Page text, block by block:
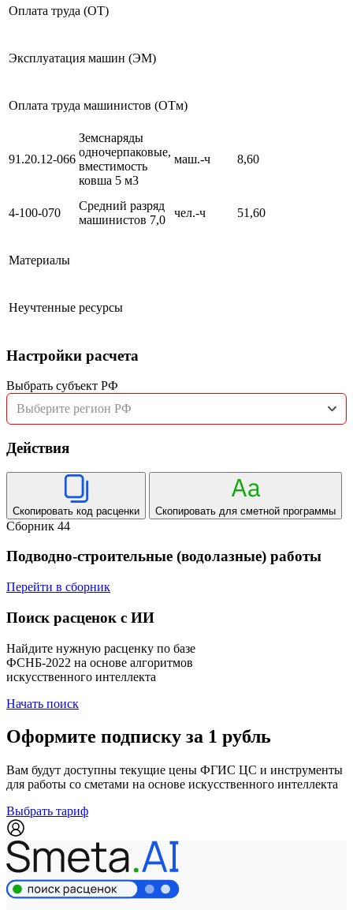
Оплата труда (ОТ)
Эксплуатация машин (ЭМ)
Оплата труда машинистов (ОТм)
91.20.12-066
Земснаряды
одночерпаковые,
вместимость
ковша 5 м3
маш.-ч 8,60
4-100-070
Средний разряд
машинистов 7,0
чел.-ч 51,60
Материалы
Неучтенные ресурсы
Настройки расчета
Выбрать субъект РФ
Выберите регион РФ
Действия
Скопировать код расценки Скопировать для сметной программы
Сборник 44
Подводно-строительные (водолазные) работы
Перейти в сборник
Поиск расценок с ИИ
Найдите нужную расценку по базе
ФСНБ-2022 на основе алгоритмов
искусственного интеллекта
Начать поиск
Оформите подписку за 1 рубль
Вам будут доступны текущие цены ФГИС ЦС и инструменты
для работы со сметами на основе искусственного интеллекта
Выбрать тариф